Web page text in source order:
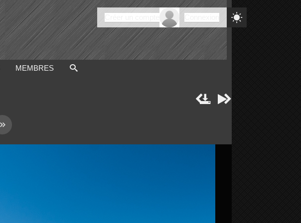

MEMBRES
 